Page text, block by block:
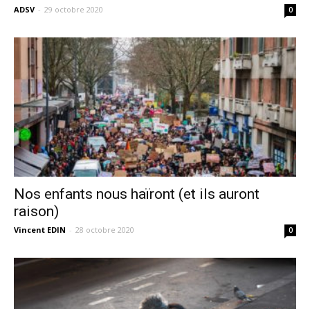
ADSV - 29 octobre 2020 0
Nos enfants nous haïront (et ils auront
raison)
Vincent EDIN - 28 octobre 2020 0